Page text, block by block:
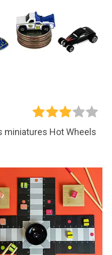
miniatures Hot Wheels